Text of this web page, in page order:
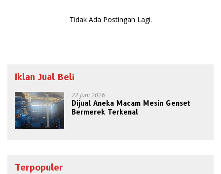
Tidak Ada Postingan Lagi.
Iklan Jual Beli
22 Juni 2026
Dijual Aneka Macam Mesin Genset
Bermerek Terkenal
Terpopuler